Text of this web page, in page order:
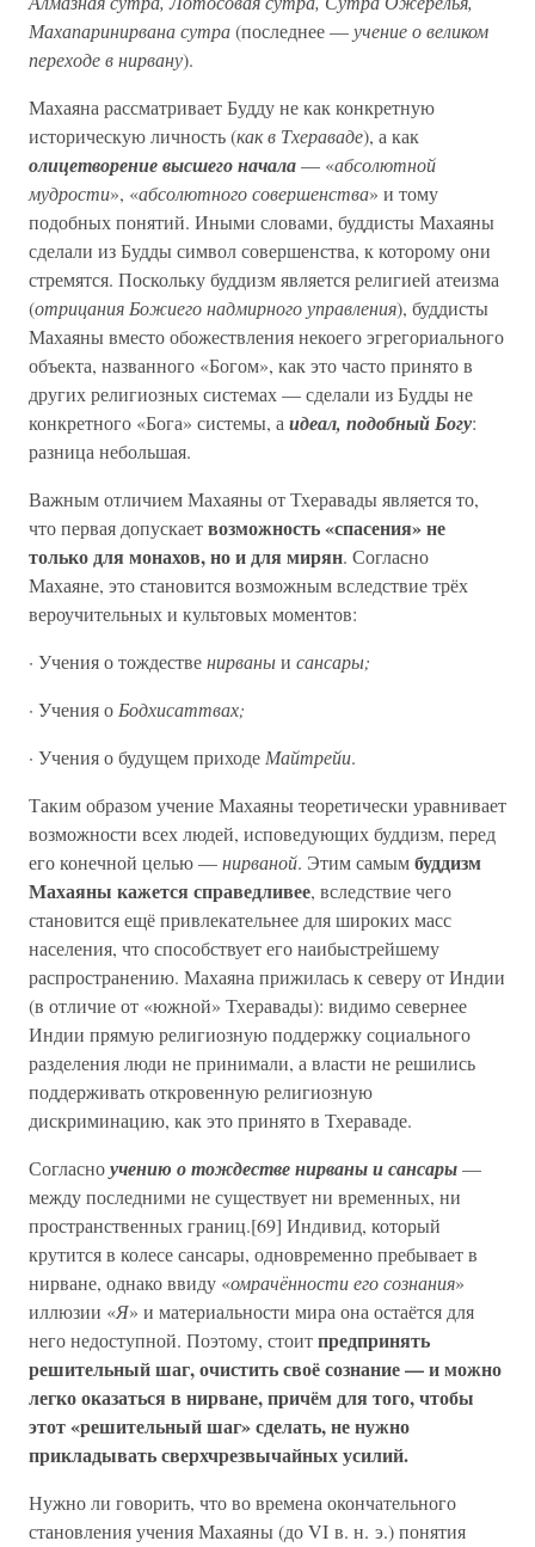
Махапаринирвана сутра(последнее —учение о великом
переходе в нирвану).
Махаяна рассматривает Будду не как конкретную
историческую личность (как в Тхераваде), а как
олицетворение высшего начала— «абсолютной
мудрости», «абсолютного совершенства» и тому
подобных понятий. Иными словами, буддисты Махаяны
сделали из Будды символ совершенства, к которому они
стремятся. Поскольку буддизм является религией атеизма
(отрицания Божиего надмирного управления), буддисты
Махаяны вместо обожествления некоего эгрегориального
объекта, названного «Богом», как это часто принято в
других религиозных системах — сделали из Будды не
конкретного «Бога» системы, а идеал, подобный Богу:
разница небольшая.
Важным отличием Махаяны от Тхеравады является то,
что первая допускаетвозможность «спасения» не
только для монахов, но и для мирян. Согласно
Махаяне, это становится возможным вследствие трёх
вероучительных и культовых моментов:
· Учения о тождественирваныи сансары;
· Учения о Бодхисаттвах;
· Учения о будущем приходе Майтрейи.
Таким образом учение Махаяны теоретически уравнивает
возможности всех людей, исповедующих буддизм, перед
его конечной целью —нирваной. Этим самымбуддизм
Махаяны кажется справедливее, вследствие чего
становится ещё привлекательнее для широких масс
населения, что способствует его наибыстрейшему
распространению. Махаяна прижилась к северу от Индии
(в отличие от «южной» Тхеравады): видимо севернее
Индии прямую религиозную поддержку социального
разделения люди не принимали, а власти не решились
поддерживать откровенную религиозную
дискриминацию, как это принято в Тхераваде.
Согласноучению о тождестве нирваны и сансары—
между последними не существует ни временных, ни
пространственных границ.[69] Индивид, который
крутится в колесе сансары, одновременно пребывает в
нирване, однако ввиду «омрачённости его сознания»
иллюзии «Я» и материальности мира она остаётся для
него недоступной. Поэтому, стоитпредпринять
решительный шаг, очистить своё сознание — и можно
легко оказаться в нирване, причём для того, чтобы
этот «решительный шаг» сделать, не нужно
прикладывать сверхчрезвычайных усилий.
Нужно ли говорить, что во времена окончательного
становления учения Махаяны (до VI в. н. э.) понятия